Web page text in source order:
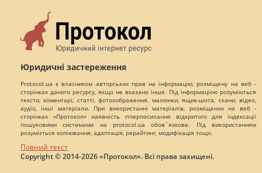
Юридичні застереження
Protocol.ua є власником авторських прав на інформацію, розміщену на веб -
сторінках даного ресурсу, якщо не вказано інше. Під інформацією розуміються
тексти, коментарі, статті, фотозображення, малюнки, ящик-шота, скани, відео,
аудіо, інші матеріали. При використанні матеріалів, розміщених на веб -
сторінках «Протокол» наявність гіперпосилання відкритого для індексації
пошуковими системами на protocol.ua обов`язкове. Під використанням
розуміється копіювання, адаптація, рерайтинг, модифікація тощо.
Повний текст
Copyright © 2014-2026 «Протокол». Всі права захищені.